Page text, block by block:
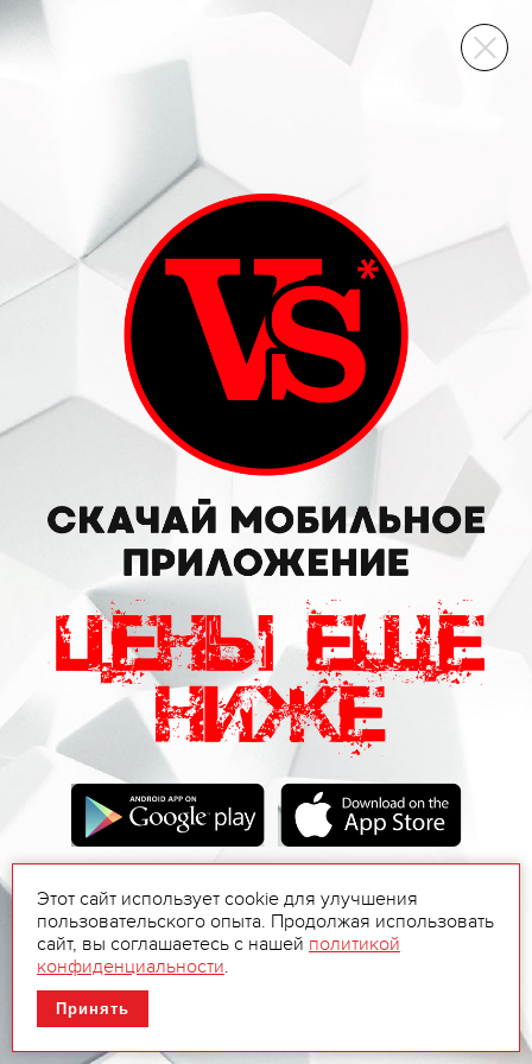
ВИННЫЙ СКЛАД
Этот сайт использует cookie для улучшения
пользовательского опыта. Продолжая использовать
сайт, вы соглашаетесь с нашей политикой
конфиденциальности.
Принять